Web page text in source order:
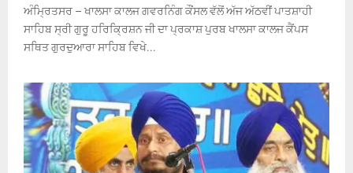
ਅੰਮ੍ਰਿਤਸਰ – ਖਾਲਸਾ ਕਾਲਜ ਗਵਰਨਿੰਗ ਕੌਂਸਲ ਵੱਲੋਂ ਅੱਜ ਅੱਠਵੀਂ ਪਾਤਸ਼ਾਹੀ
ਸਾਹਿਬ ਸ੍ਰੀ ਗੁਰੂ ਹਰਿਕ੍ਰਿਸ਼ਨ ਜੀ ਦਾ ਪ੍ਰਕਾਸ਼ ਪੁਰਬ ਖਾਲਸਾ ਕਾਲਜ ਕੈਂਪਸ
ਸਥਿਤ ਗੁਰਦੁਆਰਾ ਸਾਹਿਬ ਵਿਖੇ...